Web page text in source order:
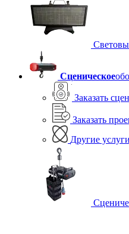
Сценическое
Заказать
Заказать
Другие услуги